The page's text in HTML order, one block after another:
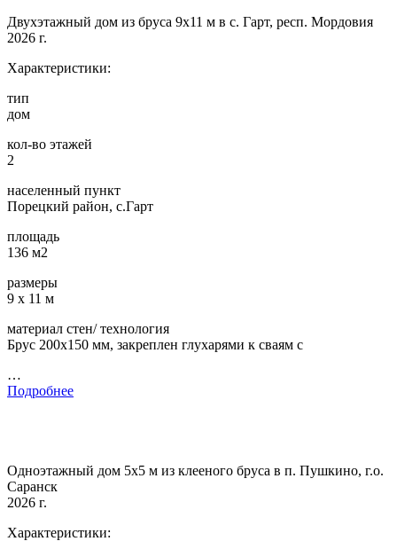
Двухэтажный дом из бруса 9х11 м в с. Гарт, респ. Мордовия
2026 г.
Характеристики:
тип
дом
кол-во этажей
2
населенный пункт
Порецкий район, с.Гарт
площадь
136 м2
размеры
9 х 11 м
материал стен/ технология
Брус 200х150 мм, закреплен глухарями к сваям с
…
Подробнее
Одноэтажный дом 5х5 м из клееного бруса в п. Пушкино, г.о.
Саранск
2026 г.
Характеристики: